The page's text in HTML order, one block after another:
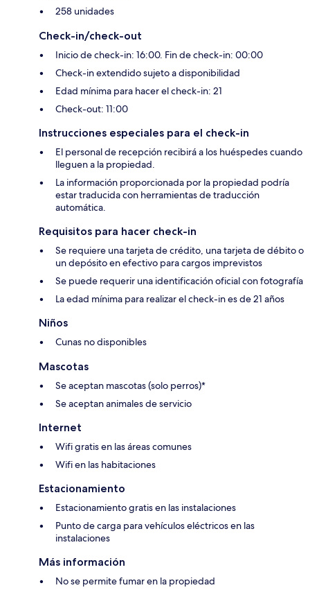
258 unidades
Check-in/check-out
Inicio de check-in: 16:00. Fin de check-in: 00:00
Check-in extendido sujeto a disponibilidad
Edad mínima para hacer el check-in: 21
Check-out: 11:00
Instrucciones especiales para el check-in
El personal de recepción recibirá a los huéspedes cuando
lleguen a la propiedad.
La información proporcionada por la propiedad podría
estar traducida con herramientas de traducción
automática.
Requisitos para hacer check-in
Se requiere una tarjeta de crédito, una tarjeta de débito o
un depósito en efectivo para cargos imprevistos
Se puede requerir una identificación oficial con fotografía
La edad mínima para realizar el check-in es de 21 años
Niños
Cunas no disponibles
Mascotas
Se aceptan mascotas (solo perros)*
Se aceptan animales de servicio
Internet
Wifi gratis en las áreas comunes
Wifi en las habitaciones
Estacionamiento
Estacionamiento gratis en las instalaciones
Punto de carga para vehículos eléctricos en las
instalaciones
Más información
No se permite fumar en la propiedad